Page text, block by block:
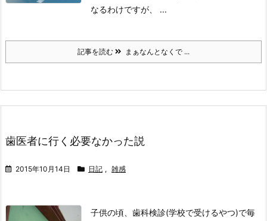
なるわけですが、 ...
記事を読む まぁなんとなくで ...
歯医者に行く必要なかった説
2015年10月14日 日記 , 雑感
子供の頃、歯科検診(学校で受けるやつ)で毎